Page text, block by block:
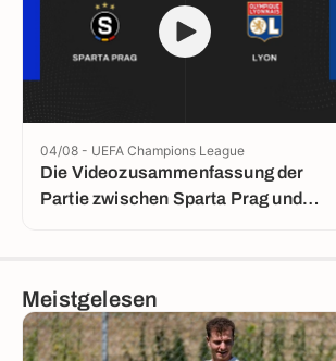
Die Videozusammenfassung der
Partie zwischen Sparta Prag und
04/08 - UEFA Champions League
Meistgelesen